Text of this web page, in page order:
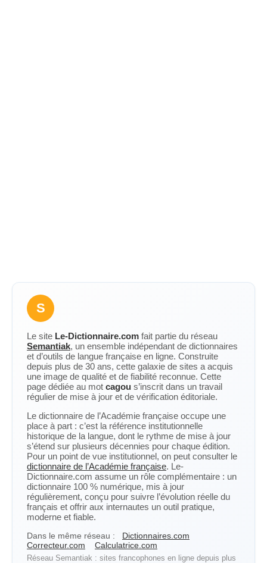
S
Le site Le-Dictionnaire.com fait partie du réseau
Semantiak, un ensemble indépendant de dictionnaires
et d’outils de langue française en ligne. Construite
depuis plus de 30 ans, cette galaxie de sites a acquis
une image de qualité et de fiabilité reconnue. Cette
page dédiée au mot cagou s’inscrit dans un travail
régulier de mise à jour et de vérification éditoriale.
Le dictionnaire de l’Académie française occupe une
place à part : c’est la référence institutionnelle
historique de la langue, dont le rythme de mise à jour
s’étend sur plusieurs décennies pour chaque édition.
Pour un point de vue institutionnel, on peut consulter le
dictionnaire de l’Académie française. Le-
Dictionnaire.com assume un rôle complémentaire : un
dictionnaire 100 % numérique, mis à jour
régulièrement, conçu pour suivre l’évolution réelle du
français et offrir aux internautes un outil pratique,
moderne et fiable.
Dans le même réseau :
Dictionnaires.com
Correcteur.com
Calculatrice.com
Réseau Semantiak : sites francophones en ligne depuis plus